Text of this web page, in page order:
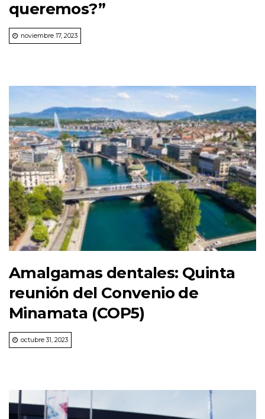
queremos?”
noviembre 17, 2023
Amalgamas dentales: Quinta
reunión del Convenio de
Minamata (COP5)
octubre 31, 2023